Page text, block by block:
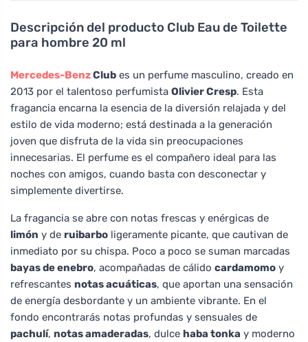
Descripción del producto Club Eau de Toilette
para hombre 20 ml
Mercedes-BenzClub es un perfume masculino, creado en
2013 por el talentoso perfumista Olivier Cresp. Esta
fragancia encarna la esencia de la diversión relajada y del
estilo de vida moderno; está destinada a la generación
joven que disfruta de la vida sin preocupaciones
innecesarias. El perfume es el compañero ideal para las
noches con amigos, cuando basta con desconectar y
simplemente divertirse.
La fragancia se abre con notas frescas y enérgicas de
limón y de ruibarbo ligeramente picante, que cautivan de
inmediato por su chispa. Poco a poco se suman marcadas
bayas de enebro, acompañadas de cálido cardamomo y
refrescantes notas acuáticas, que aportan una sensación
de energía desbordante y un ambiente vibrante. En el
fondo encontrarás notas profundas y sensuales de
pachulí, notas amaderadas, dulce haba tonka y moderno